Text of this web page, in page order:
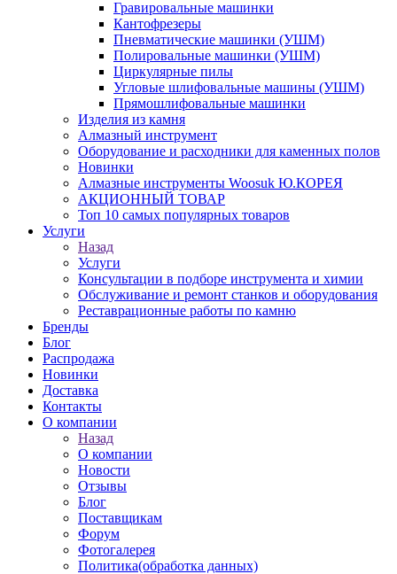
Гравировальные машинки
Кантофрезеры
Пневматические машинки (УШМ)
Полировальные машинки (УШМ)
Циркулярные пилы
Угловые шлифовальные машины (УШМ)
Прямошлифовальные машинки
Изделия из камня
Алмазный инструмент
Оборудование и расходники для каменных полов
Новинки
Алмазные инструменты Woosuk Ю.КОРЕЯ
АКЦИОННЫЙ ТОВАР
Топ 10 самых популярных товаров
Услуги
Назад
Услуги
Консультации в подборе инструмента и химии
Обслуживание и ремонт станков и оборудования
Реставрационные работы по камню
Бренды
Блог
Распродажа
Новинки
Доставка
Контакты
О компании
Назад
О компании
Новости
Отзывы
Блог
Поставщикам
Форум
Фотогалерея
Политика(обработка данных)